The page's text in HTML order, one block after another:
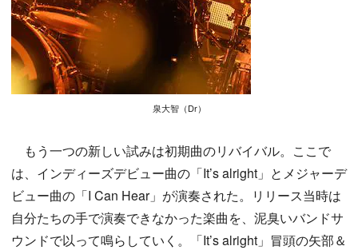
泉大智（Dr）
もう一つの新しい試みは初期曲のリバイバル。ここで
は、インディーズデビュー曲の「It’s alright」とメジャーデ
ビュー曲の「I Can Hear」が演奏された。リリース当時は
自分たちの手で演奏できなかった楽曲を、泥臭いバンドサ
ウンドで以って鳴らしていく。「It’s alright」冒頭の矢部＆